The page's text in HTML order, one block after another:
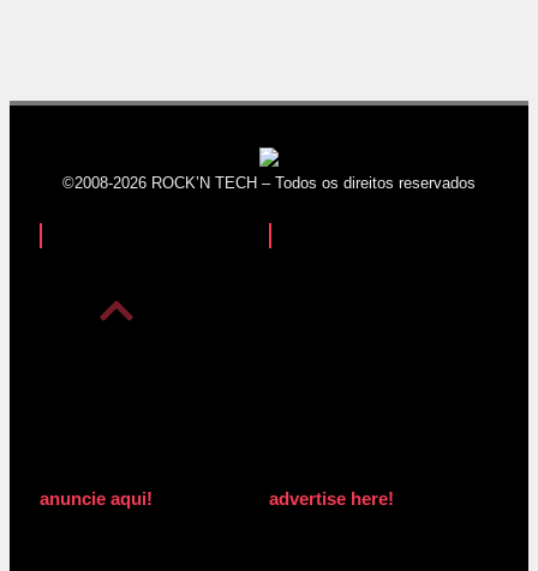
©2008-2026 ROCK’N TECH – Todos os direitos reservados
anuncie aqui! advertise here!